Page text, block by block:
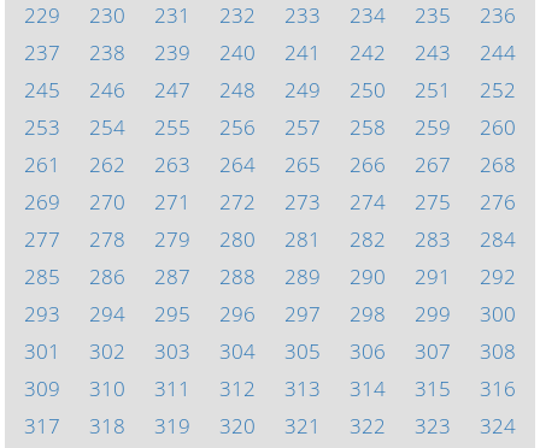
229
230 231 232 233 234 235
236
237
238 239 240 241 242 243
244
245
246 247 248 249 250 251
252
253
254 255 256 257 258 259
260
261
262 263 264 265 266 267
268
269
270 271 272 273 274 275
276
277
278 279 280 281 282 283
284
285
286 287 288 289 290 291
292
293
294 295 296 297 298 299
300
301
302 303 304 305 306 307
308
309
310 311 312 313 314 315
316
317
318 319 320 321 322 323
324